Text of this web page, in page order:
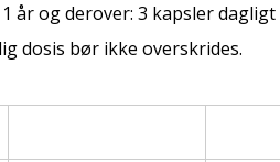
år og derover: 3 kapsler
dosis bør ikke overskrides.